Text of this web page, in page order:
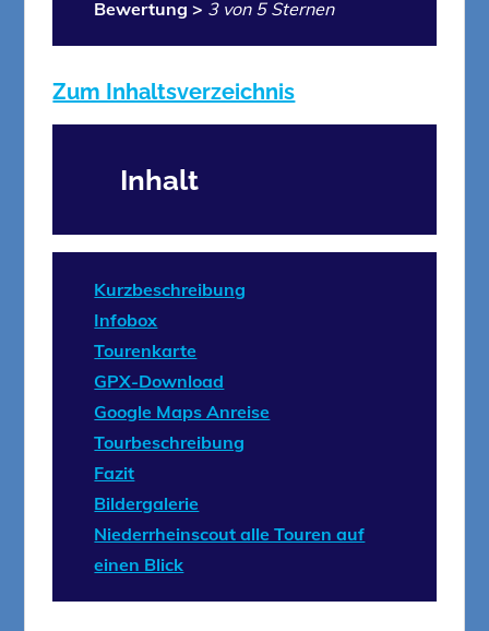
Bewertung > 3 von 5 Sternen
Zum Inhaltsverzeichnis
Inhalt
Kurzbeschreibung
Infobox
Tourenkarte
GPX-Download
Google Maps Anreise
Tourbeschreibung
Fazit
Bildergalerie
Niederrheinscout alle Touren auf
einen Blick